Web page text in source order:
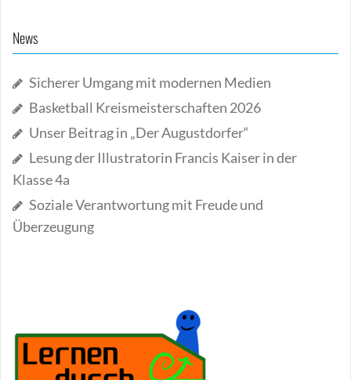
News
Sicherer Umgang mit modernen Medien
Basketball Kreismeisterschaften 2026
Unser Beitrag in „Der Augustdorfer“
Lesung der Illustratorin Francis Kaiser in der
Klasse 4a
Soziale Verantwortung mit Freude und
Überzeugung